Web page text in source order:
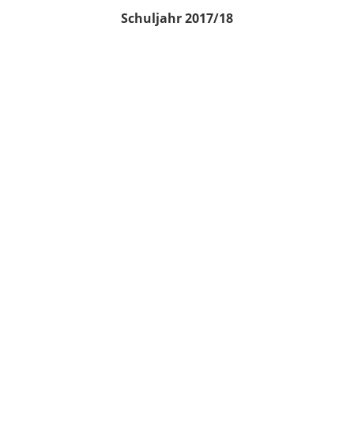
Schuljahr 2017/18